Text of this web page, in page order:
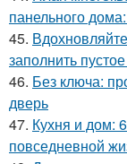
панельного
45.
заполнить
46. Без ключа:
дверь
47. Кухня и дом:
повседневной